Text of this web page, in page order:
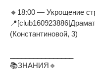
🔹18:00 — Укрощение
(Константиновой, 3)
📚ЗНАНИЯ🔹